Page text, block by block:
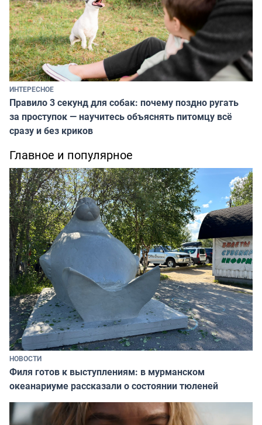
ИНТЕРЕСНОЕ
Правило 3 секунд для собак: почему поздно ругать
за проступок — научитесь объяснять питомцу всё
сразу и без криков
Главное и популярное
НОВОСТИ
Филя готов к выступлениям: в мурманском
океанариуме рассказали о состоянии тюленей